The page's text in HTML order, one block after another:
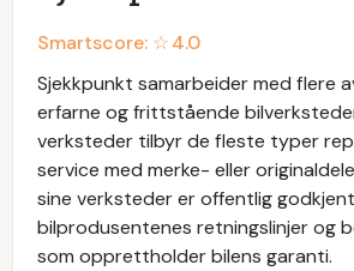
Smartscore: ☆4.0
Sjekkpunkt samarbeider med flere
erfarne og frittstående
verksteder tilbyr de fleste typer
service med merke- eller
sine verksteder er offentlig
bilprodusentenes retningslinjer og
som opprettholder bilens garanti.